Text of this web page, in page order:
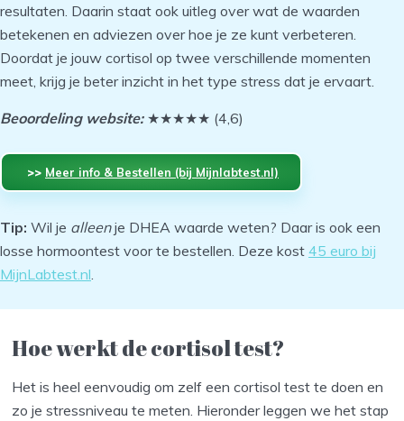
resultaten. Daarin staat ook uitleg over wat de waarden
betekenen en adviezen over hoe je ze kunt verbeteren.
Doordat je jouw cortisol op twee verschillende momenten
meet, krijg je beter inzicht in het type stress dat je ervaart.
Beoordeling website:★★★★★ (4,6)
‏‏‎‏‏‎ ‎>> Meer info & Bestellen (bij Mijnlabtest.nl)
Tip: Wil je alleenje DHEA waarde weten? Daar is ook een
losse hormoontest voor te bestellen. Deze kost 45 euro bij
MijnLabtest.nl
Hoe werkt de cortisol test?
Het is heel eenvoudig om zelf een cortisol test te doen en
zo je stressniveau te meten. Hieronder leggen we het stap